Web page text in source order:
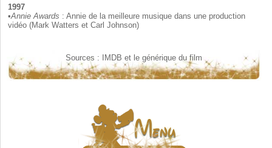
1997
•Annie Awards : Annie de la meilleure musique dans une production
vidéo (Mark Watters et Carl Johnson)
Sources : IMDB et le générique du film